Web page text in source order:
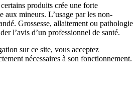
produits crée une forte
aux mineurs. L’usage par les non-
Grossesse, allaitement ou pathologie
l’avis d’un professionnel de santé.
sur ce site, vous acceptez
nécessaires à son fonctionnement.